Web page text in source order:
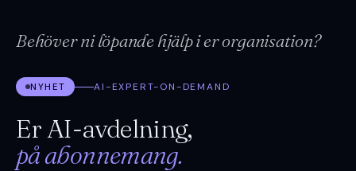
Behöver ni löpande hjälp i er organisation?
NYHET AI-EXPERT-ON-DEMAND
Er AI-avdelning,
på abonnemang.